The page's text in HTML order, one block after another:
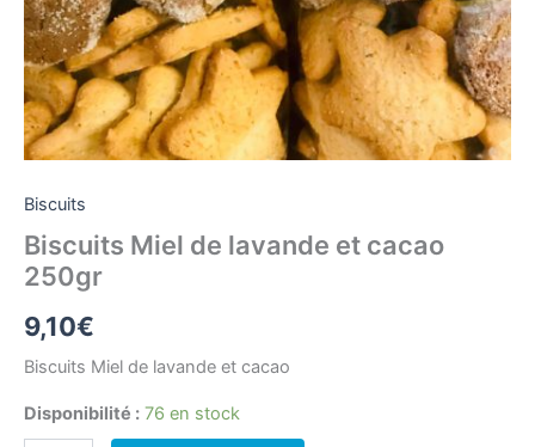
Biscuits
Biscuits Miel de lavande et cacao
250gr
9,10€
Biscuits Miel de lavande et cacao
Disponibilité : 76 en stock